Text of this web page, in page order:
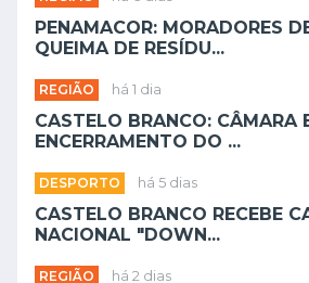
PENAMACOR: MORADORES
QUEIMA DE RESÍDU...
REGIÃO há 1 dia
CASTELO BRANCO: CÂMARA
ENCERRAMENTO DO ...
DESPORTO há 5 dias
CASTELO BRANCO RECEBE
NACIONAL "DOWN...
REGIÃO há 2 dias